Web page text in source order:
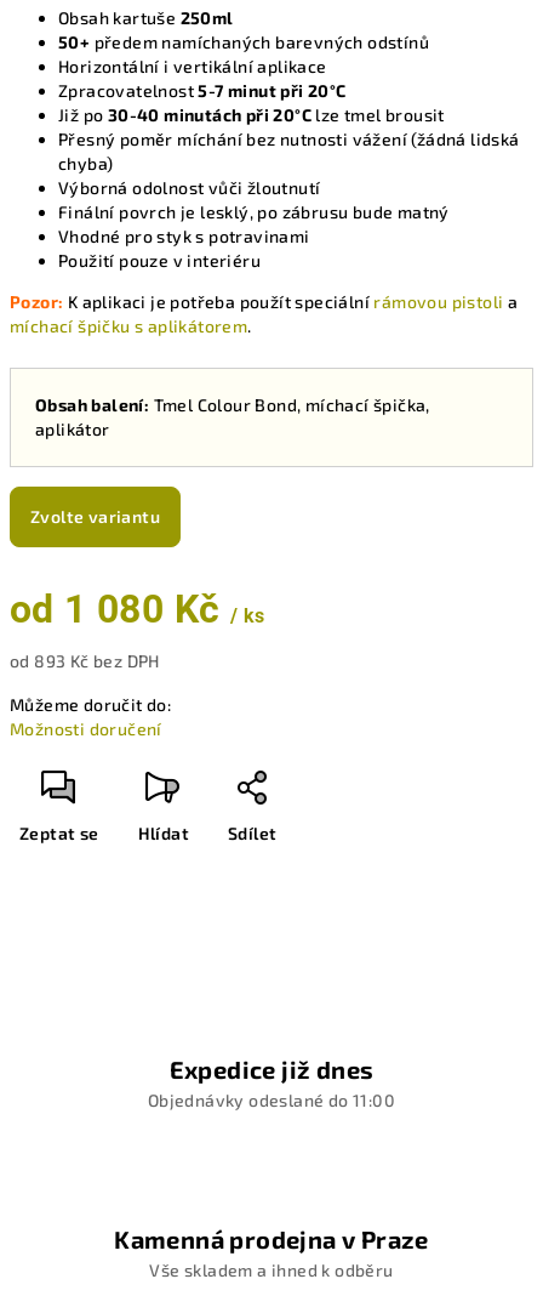
Obsah kartuše 250ml
50+ předem namíchaných barevných odstínů
Horizontální i vertikální aplikace
Zpracovatelnost5-7 minut při 20°C
Již po 30-40 minutách při 20°C lze tmel brousit
Přesný poměr míchání bez nutnosti vážení (žádná lidská
chyba)
Výborná odolnost vůči žloutnutí
Finální povrch je lesklý, po zábrusu bude matný
Vhodné pro styk s potravinami
Použití pouze v interiéru
Pozor: K aplikaci je potřeba použít speciální rámovou pistoli a
míchací špičku s aplikátorem.
Obsah balení: Tmel Colour Bond, míchací špička,
aplikátor
Zvolte variantu
od 1 080 Kč / ks
od 893 Kč bez DPH
cena:
Můžeme doručit do:
Možnosti doručení
Zeptat se Hlídat Sdílet
Expedice již dnes
Objednávky odeslané do 11:00
Kamenná prodejna v Praze
Vše skladem a ihned k odběru